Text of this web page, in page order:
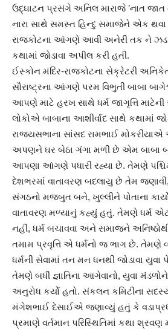
ઉદ્ઘાટન પ્રસંગે અનિલ મારાજે ’નાત જાત ને
નારા સાથે સમસ્ત હિન્દુ સમાજેને એક
રાજકોટના આંગણે આવી અનેરી તક ને
કથામાં જોડાવા અપીલ કરી હતી.
ઈસ્કોન મંદિર-રાજકોટના સેક્રેટરી
સૌરાષ્ટ્રના આંગણે પરમ વિભુતી બાબા
આપણે માટે હરખ સાથે ધર્મ જાગૃત્તિ
લોકોએ બાબાના આશીર્વાદ સાથે કથામાં
રાજ્યસભાના સાંસદ રામભાઈ
અપણને ઘર બેઠા ગંગા મળી છે એમ બાબા
આપણા આંગણે પધારી રહ્યા છે. તેમણે
દેશભરમાં વાતાવરણ બદલાયુ છે તેમ જણાવી,
સંગઠનો મજબુત બને, ખુલ્લીને પોતાના
વાતાવરણ મળ્યાનું કહ્યું હતું. તેમણે ધર્મ
નહીં, ધર્મ બચાવવા અને સમાજને
તમામ પ્રવૃત્તિ એ ધર્મનો જ ભાગ છે. તેમણે
ધર્મની સેવામાં તન મન ધનથી જોડાવા યુવા
તેમણે બધી જ્ઞાતિના આગેવાનો, યુવા
અનુરોધ કર્યો હતો. સંકલન કમિટીના
મંગેશભાઈ દેસાઈએ જણાવ્યું હતું કે
પ્રમાણે વર્તમાન પરિસ્થિતિમાં કથા